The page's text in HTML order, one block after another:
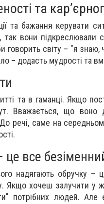
та
та бажання керувати
вони підкреслювали
говорить світу – "я
– додасть мудрості та
та в гаманці. Якщо
Вважається, що воно
речі, саме на
це все
надягають обручку –
Якщо хочеш залучити у
потрібних людей.